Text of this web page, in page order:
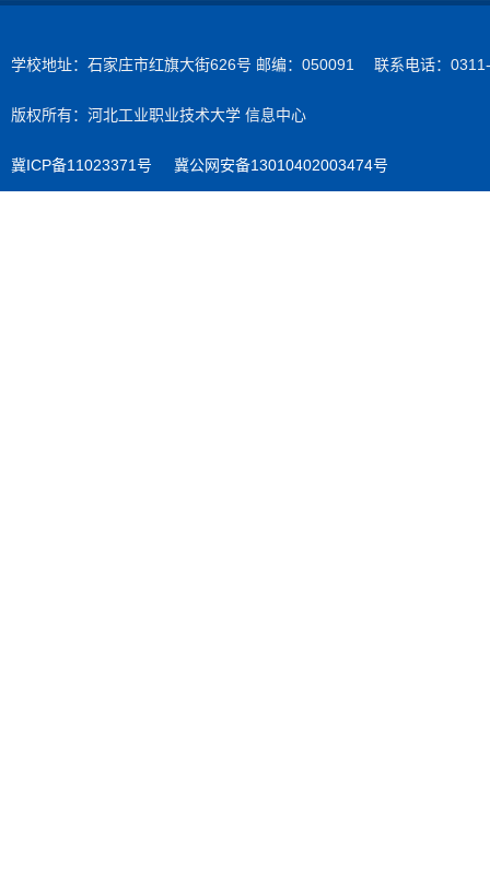
学校地址：石家庄市红旗大街626号 邮编：050091 联系电话：
版权所有：河北工业职业技术大学 信息中心
冀ICP备11023371号 冀公网安备13010402003474号